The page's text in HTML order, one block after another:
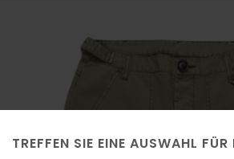
TREFFEN SIE EINE AUSWAHL FÜR